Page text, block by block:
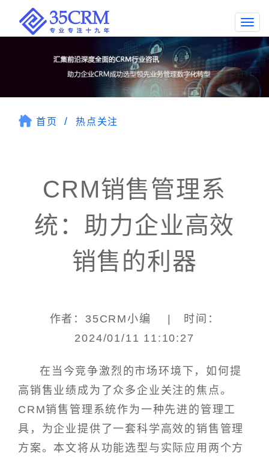
首页 热点关注
CRM销售管理系
统：助力企业高效
销售的利器
作者：35CRM小编 | 时间：
2024/01/11 11:10:27
在当今竞争激烈的市场环境下，如何提
高销售业绩成为了众多企业关注的焦点。
CRM销售管理系统作为一种先进的管理工
具，为企业提供了一套科学高效的销售管理
方案。本文将从功能选型与实际应用两个方